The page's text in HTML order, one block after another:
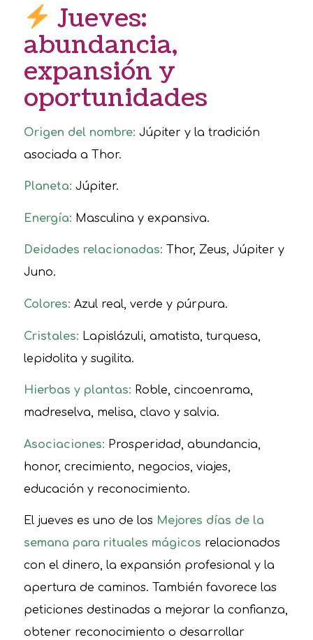
Jueves:
abundancia,
expansión y
oportunidades
Origen del nombre: Júpiter y la tradición
asociada a Thor.
Planeta: Júpiter.
Energía: Masculina y expansiva.
Deidades relacionadas: Thor, Zeus, Júpiter y
Juno.
Colores: Azul real, verde y púrpura.
Cristales: Lapislázuli, amatista, turquesa,
lepidolita y sugilita.
Hierbas y plantas: Roble, cincoenrama,
madreselva, melisa, clavo y salvia.
Asociaciones: Prosperidad, abundancia,
honor, crecimiento, negocios, viajes,
educación y reconocimiento.
El jueves es uno de los Mejores días de la
semana para rituales mágicos relacionados
con el dinero, la expansión profesional y la
apertura de caminos. También favorece las
peticiones destinadas a mejorar la confianza,
obtener reconocimiento o desarrollar